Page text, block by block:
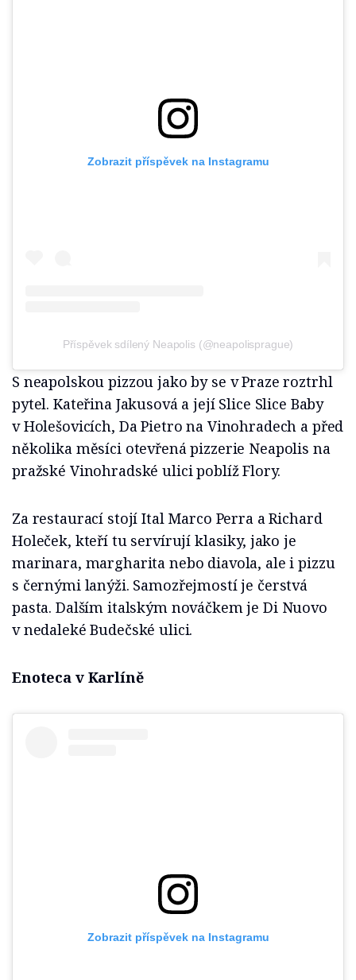
Zobrazit příspěvek na Instagramu
Příspěvek sdílený Neapolis (@neapolisprague)
S neapolskou pizzou jako by se v Praze roztrhl
pytel. Kateřina Jakusová a její Slice Slice Baby
v Holešovicích, Da Pietro na Vinohradech a před
několika měsíci otevřená pizzerie Neapolis na
pražské Vinohradské ulici poblíž Flory.
Za restaurací stojí Ital Marco Perra a Richard
Holeček, kteří tu servírují klasiky, jako je
marinara, margharita nebo diavola, ale i pizzu
s černými lanýži. Samozřejmostí je čerstvá
pasta. Dalším italským nováčkem je Di Nuovo
v nedaleké Budečské ulici.
Enoteca v Karlíně
Zobrazit příspěvek na Instagramu